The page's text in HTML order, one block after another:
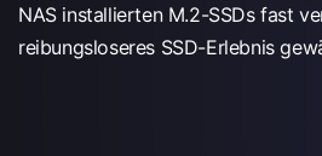
NAS installierten M.2-SSDs fast
reibungsloseres SSD-Erlebnis